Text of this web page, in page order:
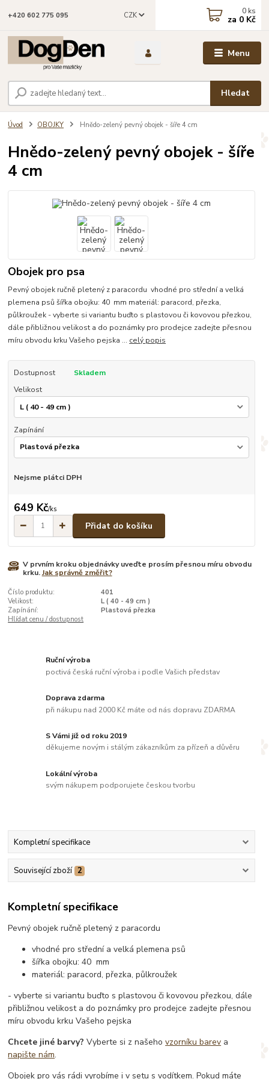
Menu
CZK
Hledat
+420 602 775 095 0 ks
za 0 Kč
Úvod OBOJKY Hnědo-zelený pevný obojek - šíře 4 cm
Hnědo-zelený pevný obojek - šíře
4 cm
Obojek pro psa
Pevný obojek ručně pletený z paracordu vhodné pro střední a velká
plemena psů šířka obojku: 40 mm materiál: paracord, přezka,
půlkroužek - vyberte si variantu buďto s plastovou či kovovou přezkou,
dále přibližnou velikost a do poznámky pro prodejce zadejte přesnou
míru obvodu krku Vašeho pejska ... celý popis
Dostupnost
Skladem
Velikost
Zapínání
Nejsme plátci DPH
649 Kč/ks
Přidat do košíku
V prvním kroku objednávky uveďte prosím přesnou míru obvodu
krku.Jak správně změřit?
Číslo produktu:
401
Velikost:
L ( 40 - 49 cm )
Zapínání:
Plastová přezka
Hlídat cenu / dostupnost
Ruční výroba
poctivá česká ruční výroba i podle Vašich představ
Doprava zdarma
při nákupu nad 2000 Kč máte od nás dopravu ZDARMA
S Vámi již od roku 2019
děkujeme novým i stálým zákazníkům za přízeň a důvěru
Lokální výroba
svým nákupem podporujete českou tvorbu
Kompletní specifikace
Související zboží 2
Kompletní specifikace
Pevný obojek ručně pletený z paracordu
vhodné pro střední a velká plemena psů
šířka obojku: 40 mm
materiál: paracord, přezka, půlkroužek
- vyberte si variantu buďto s plastovou či kovovou přezkou, dále
přibližnou velikost a do poznámky pro prodejce zadejte přesnou
míru obvodu krku Vašeho pejska
Chcete jiné barvy? Vyberte si z našehovzorníku barev a
napište nám.
Obojek pro vás rádi vyrobíme i v setu s vodítkem. Pokud máte